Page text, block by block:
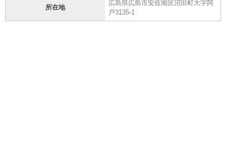
所在地
広島県広島市安佐南区沼田町大字阿
戸3135-1